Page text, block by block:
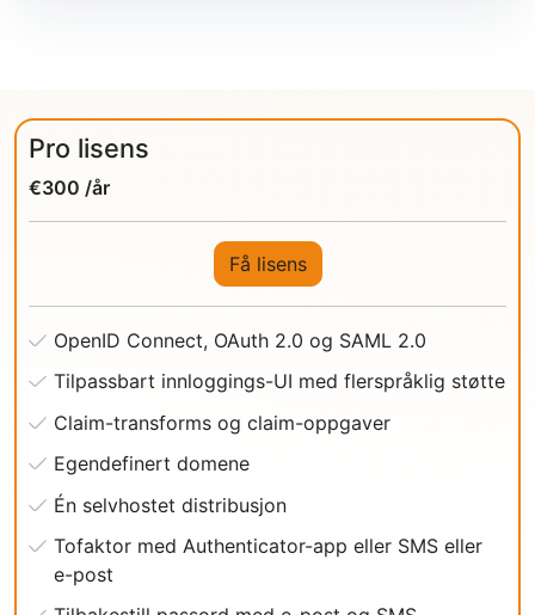
Pro lisens
€300 /år
Få lisens
OpenID Connect, OAuth 2.0 og SAML 2.0
Tilpassbart innloggings-UI med flerspråklig støtte
Claim-transforms og claim-oppgaver
Egendefinert domene
Én selvhostet distribusjon
Tofaktor med Authenticator-app eller SMS eller
e-post